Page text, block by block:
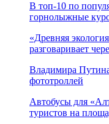
В топ-10 по
горнолыжные
«Древняя
разговаривает
Владимира
фототроллей
Автобусы для
туристов на